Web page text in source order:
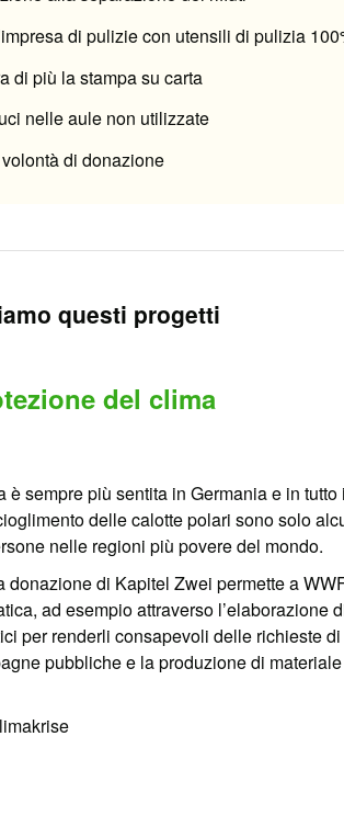
di pulizie con utensili di pulizia
di più la stampa su carta
nelle aule non utilizzate
di donazione
questi progetti
del clima
è sempre più sentita in Germania e in
delle calotte polari sono solo
nelle regioni più povere del mondo.
donazione di Kapitel Zwei permette a
ad esempio attraverso l’elaborazione
per renderli consapevoli delle richieste
pubbliche e la produzione di